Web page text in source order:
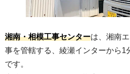
湘南・相模工事センターは、湘南
事を管轄する、綾瀬インターから1
です。